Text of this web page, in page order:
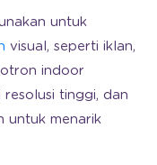
untuk
visual, seperti iklan,
indoor
resolusi tinggi, dan
untuk menarik